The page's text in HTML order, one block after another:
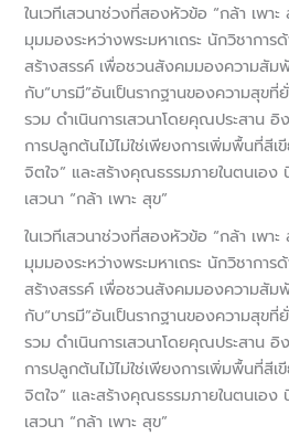
ในเวทีเสวนาช่วงที่สองหัวข้อ “กล้า เพา
มุมมองระหว่างพระมหาเถระ นักวิชาการ
สร้างสรรค์ เพื่อชวนสังคมมองความสัมพั
กับ“บารมี”อันเป็นรากฐานของความสุข
รวม ดำเนินการเสวนาโดยคุณประสาน
การปลูกต้นไม้ไม่ใช่เพียงการเพิ่มพื้นที่สีเ
จิตใจ” และสร้างคุณธรรมภายในตนเอง
เสวนา “กล้า เพาะ สุข”
ในเวทีเสวนาช่วงที่สองหัวข้อ “กล้า เพา
มุมมองระหว่างพระมหาเถระ นักวิชาการ
สร้างสรรค์ เพื่อชวนสังคมมองความสัมพั
กับ“บารมี”อันเป็นรากฐานของความสุข
รวม ดำเนินการเสวนาโดยคุณประสาน
การปลูกต้นไม้ไม่ใช่เพียงการเพิ่มพื้นที่สีเ
จิตใจ” และสร้างคุณธรรมภายในตนเอง
เสวนา “กล้า เพาะ สุข”